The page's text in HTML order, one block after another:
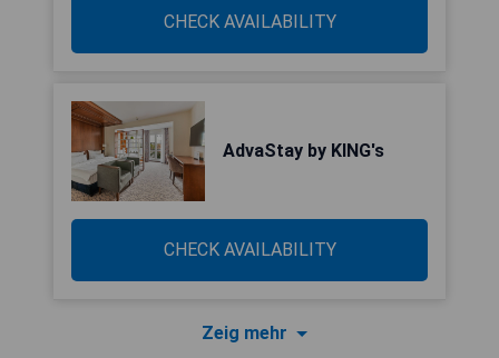
CHECK AVAILABILITY
AdvaStay by KING's
CHECK AVAILABILITY
Zeig mehr